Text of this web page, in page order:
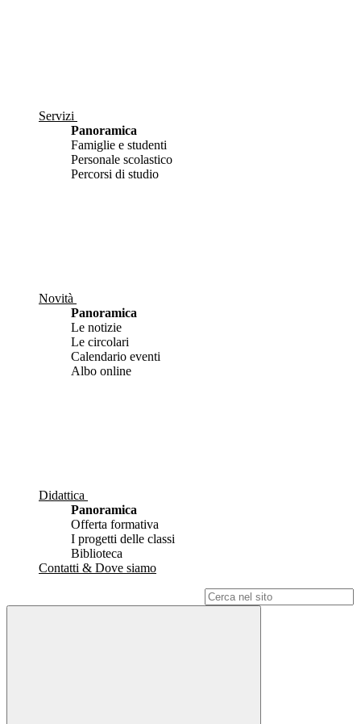
Servizi
Panoramica
Famiglie e studenti
Personale scolastico
Percorsi di studio
Novità
Panoramica
Le notizie
Le circolari
Calendario eventi
Albo online
Didattica
Panoramica
Offerta formativa
I progetti delle classi
Biblioteca
Contatti & Dove siamo